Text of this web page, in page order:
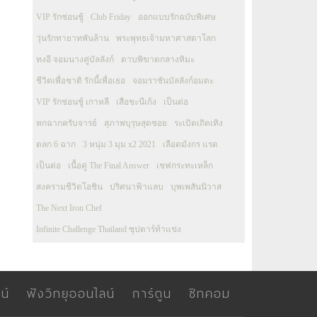
VIP รักซ่อนชู้ Club Friday ออกแบบรักฉบับพิเศษ
วุ่นรักทายาทพันล้าน พระพุทธเจ้ามหาศาสดาโลก
ทงอี จอมนางคู่บัลลังก์ ดาบพิฆาตกลางหิมะ
ชีวิตเพื่อชาติ รักนี้เพื่อเธอ จอมราชันบัลลังก์อมตะ
VIP รักซ่อนชู้ เกาหลี เสือชะนีเก้ง เป็นต่อ
หกฉากครับจารย์ สุภาพบุรุษสุดซอย ระเบิดเถิดเทิง
ตลก 6 ฉาก 3 หนุ่ม 3 มุม x2 2021 เลือดมังกร แรด
เป็นต่อ เนื้อคู่ The Final Answer เชฟกระทะเหล็ก
สงครามชีวิตโอชิน ปริศนาฟ้าแลบ บุพเพสันนิวาส
The Next Iron Chef
Infinite Challenge Thailand ซุปตาร์ท้าแข่ง
ฟังวิทยุออนไลน์ การ์ตูน ซิทคอม